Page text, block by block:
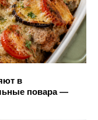
в
повара —